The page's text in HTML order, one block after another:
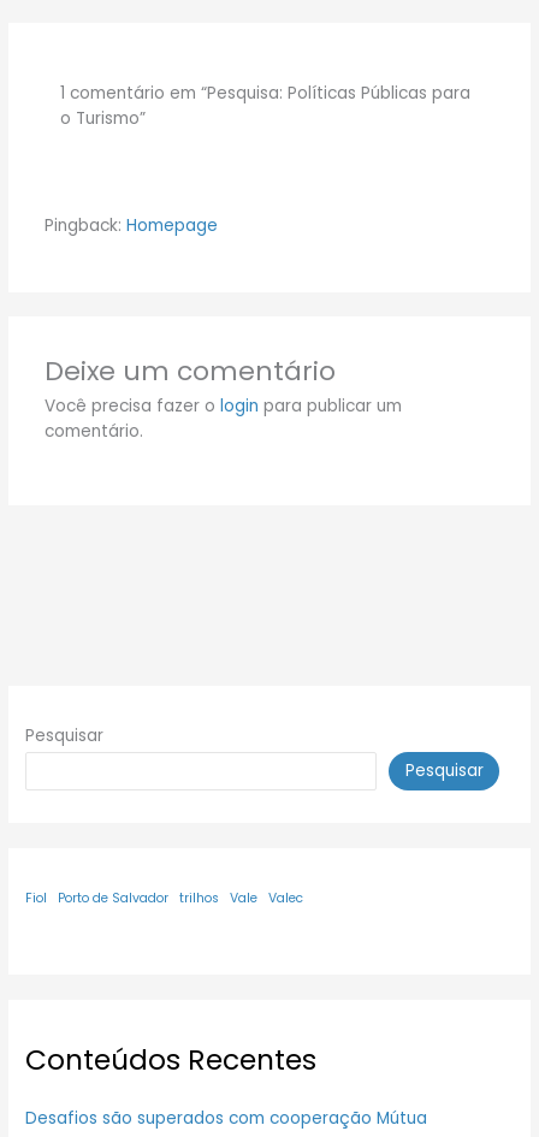
1 comentário em “Pesquisa: Políticas Públicas para
o Turismo”
Pingback: Homepage
Deixe um comentário
Você precisa fazer o login para publicar um
comentário.
Pesquisar
Pesquisar
Fiol Porto de Salvador trilhos Vale Valec
Conteúdos Recentes
Desafios são superados com cooperação Mútua